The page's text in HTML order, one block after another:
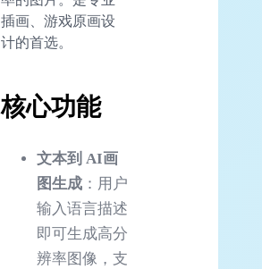
插画、游戏原画设
计的首选。
核心功能
文本到 AI画
图生成 ：用户
输入语言描述
即可生成高分
辨率图像，支